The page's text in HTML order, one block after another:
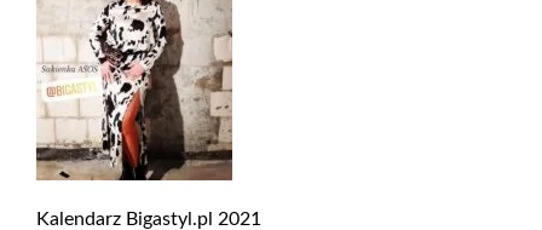
Kalendarz Bigastyl.pl 2021